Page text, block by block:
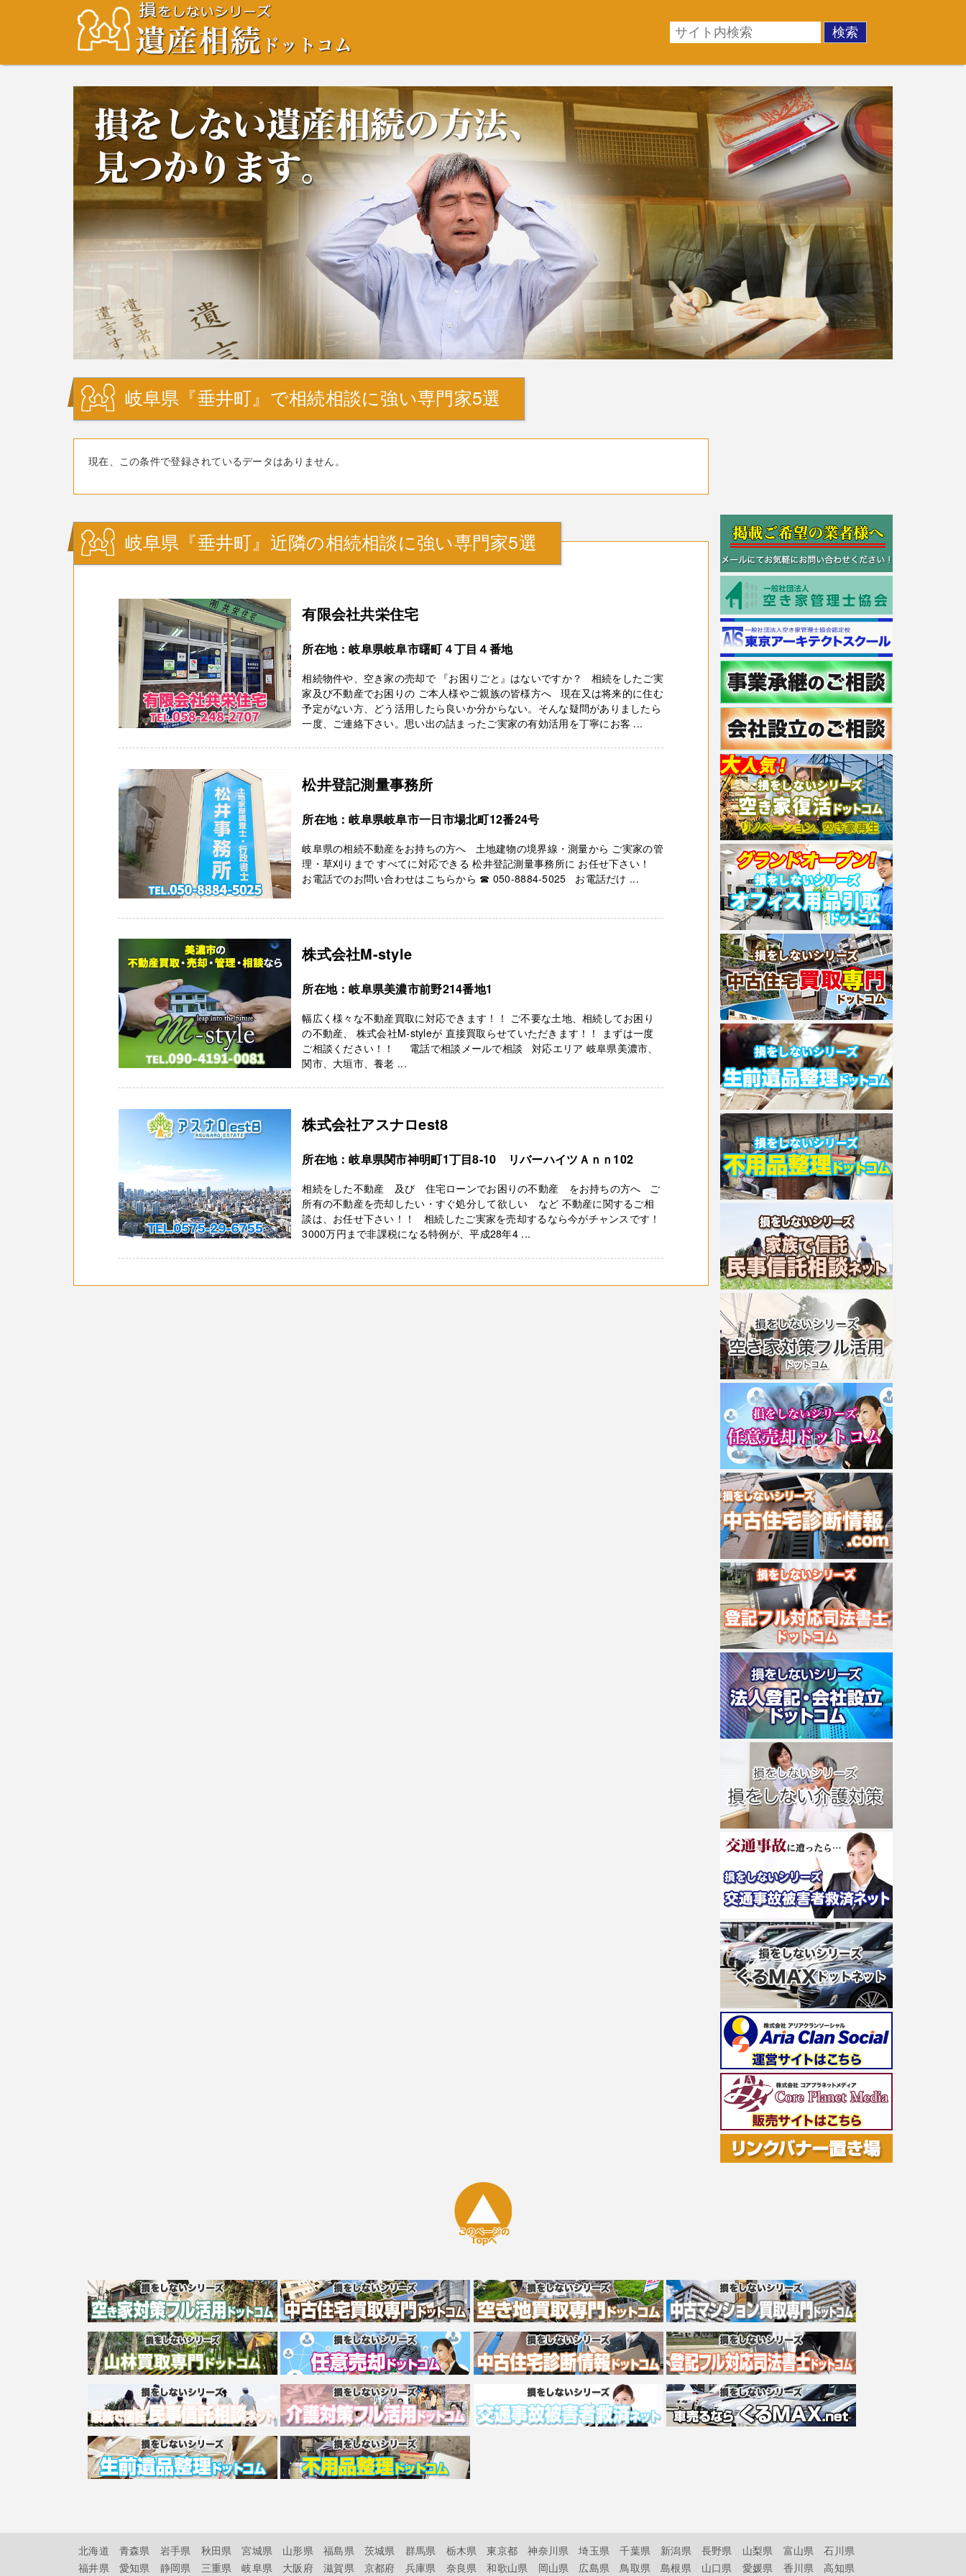
岐阜県『垂井町』で相続相談に強い専門家5選
現在、この条件で登録されているデータはありません。
岐阜県『垂井町』近隣の相続相談に強い専門家5選
有限会社共栄住宅
所在地：岐阜県岐阜市曙町４丁目４番地
相続物件や、空き家の売却で 『お困りごと』はないですか？ 相続をしたご実
家及び不動産でお困りの ご本人様やご親族の皆様方へ 現在又は将来的に住む
予定がない方、どう活用したら良いか分からない。そんな疑問がありましたら
一度、ご連絡下さい。思い出の詰まったご実家の有効活用を丁寧にお客 ...
松井登記測量事務所
所在地：岐阜県岐阜市一日市場北町12番24号
岐阜県の相続不動産をお持ちの方へ 土地建物の境界線・測量から ご実家の管
理・草刈りまで すべてに対応できる 松井登記測量事務所に お任せ下さい！
お電話でのお問い合わせはこちらから ☎ 050-8884-5025 お電話だけ ...
株式会社M-style
所在地：岐阜県美濃市前野214番地1
幅広く様々な不動産買取に対応できます！！ ご不要な土地、相続してお困り
の不動産、 株式会社M-styleが 直接買取らせていただきます！！ まずは一度
ご相談ください！！ 電話で相談メールで相談 対応エリア 岐阜県美濃市、
関市、大垣市、養老 ...
株式会社アスナロest8
所在地：岐阜県関市神明町1丁目8-10 リバーハイツＡｎｎ102
相続をした不動産 及び 住宅ローンでお困りの不動産 をお持ちの方へ ご
所有の不動産を売却したい・すぐ処分して欲しい など 不動産に関するご相
談は、お任せ下さい！！ 相続したご実家を売却するなら今がチャンスです！
3000万円まで非課税になる特例が、平成28年4 ...
北海道 青森県 岩手県 秋田県 宮城県 山形県 福島県 茨城県 群馬県 栃木県 東京都 神奈川県 埼玉県 千葉県 新潟県 長野県 山梨県 富山県
石川県
福井県
愛知県 静岡県 三重県 岐阜県 大阪府 滋賀県 京都府 兵庫県 奈良県 和歌山県 岡山県 広島県 鳥取県 島根県 山口県 愛媛県 香川県 高知県